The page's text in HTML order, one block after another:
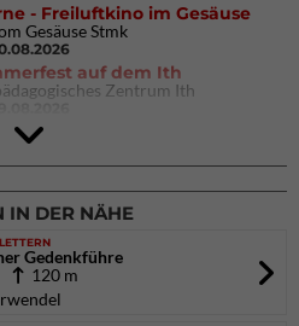
- Freiluftkino im Gesäuse
Gesäuse Stmk
auf dem Ith
Zentrum Ith
KIDS 2026
München Süd (Thalkirchen)
IN DER NÄHE
Gedenkführe
120 m